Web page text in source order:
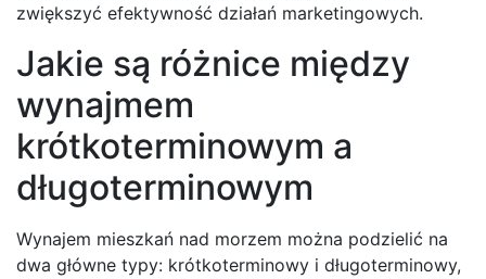
zwiększyć efektywność działań marketingowych.
Jakie są różnice między
wynajmem
krótkoterminowym a
długoterminowym
Wynajem mieszkań nad morzem można podzielić na
dwa główne typy: krótkoterminowy i długoterminowy,